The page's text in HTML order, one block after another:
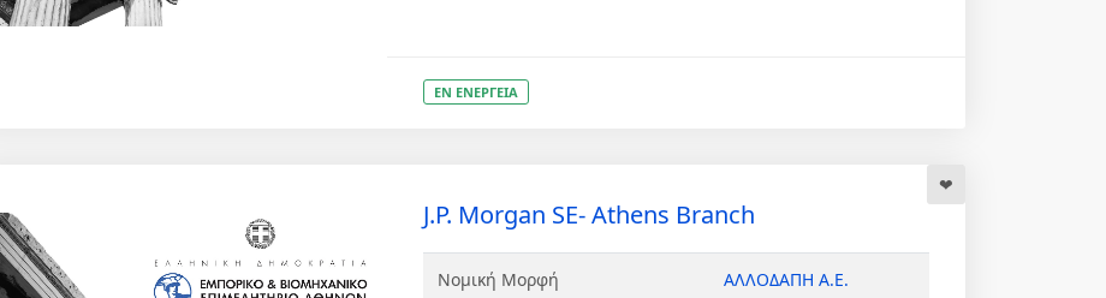
ΕΝ ΕΝΕΡΓΕΙΑ
J.P. Morgan SE- Athens Branch
Νομική Μορφή ΑΛΛΟΔΑΠΗ Α.Ε.